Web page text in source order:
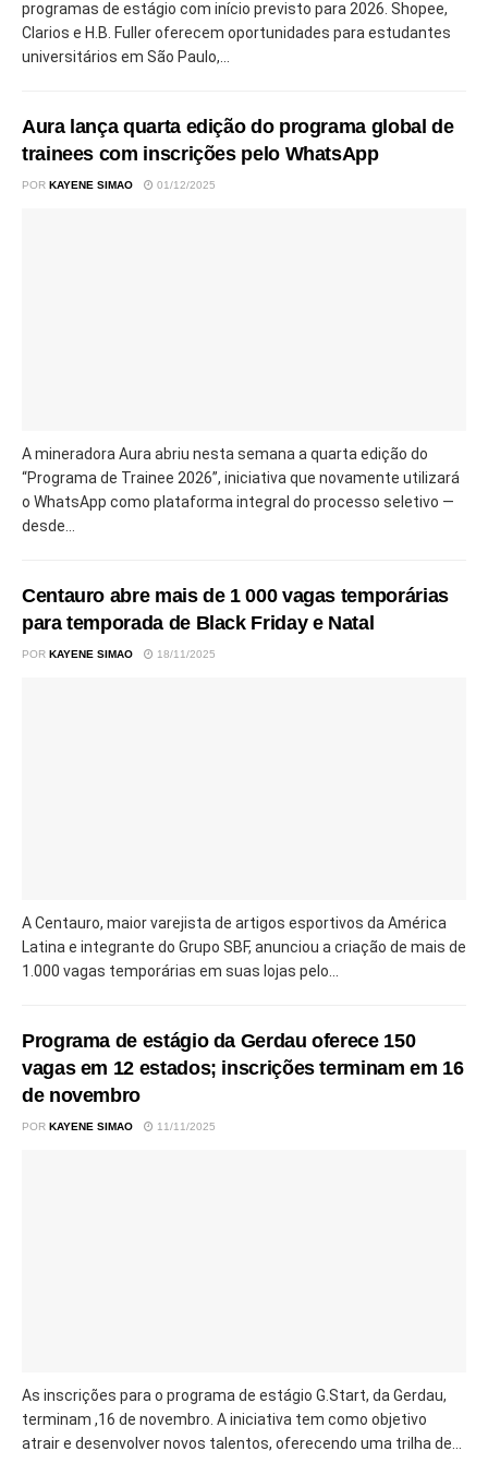
programas de estágio com início previsto para 2026. Shopee,
Clarios e H.B. Fuller oferecem oportunidades para estudantes
universitários em São Paulo,...
Aura lança quarta edição do programa global de
trainees com inscrições pelo WhatsApp
POR KAYENE SIMAO 01/12/2025
A mineradora Aura abriu nesta semana a quarta edição do
“Programa de Trainee 2026”, iniciativa que novamente utilizará
o WhatsApp como plataforma integral do processo seletivo —
desde...
Centauro abre mais de 1 000 vagas temporárias
para temporada de Black Friday e Natal
POR KAYENE SIMAO 18/11/2025
A Centauro, maior varejista de artigos esportivos da América
Latina e integrante do Grupo SBF, anunciou a criação de mais de
1.000 vagas temporárias em suas lojas pelo...
Programa de estágio da Gerdau oferece 150
vagas em 12 estados; inscrições terminam em 16
de novembro
POR KAYENE SIMAO 11/11/2025
As inscrições para o programa de estágio G.Start, da Gerdau,
terminam ,16 de novembro. A iniciativa tem como objetivo
atrair e desenvolver novos talentos, oferecendo uma trilha de...